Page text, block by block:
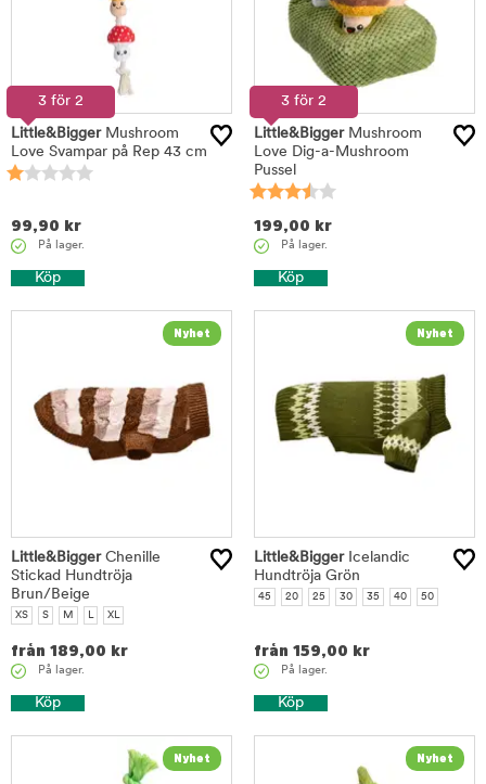
3 för 2
Little&BiggerMushroom
Love Svampar på Rep 43 cm
99,90 kr
På lager.
Köp
3 för 2
Little&BiggerMushroom
Love Dig-a-Mushroom
Pussel
199,00 kr
På lager.
Köp
Little&BiggerChenille
Stickad Hundtröja
Brun/Beige
XS S M L XL
från 189,00 kr
På lager.
Köp
Little&BiggerIcelandic
Hundtröja Grön
45 20 25 30 35 40 50
från 159,00 kr
På lager.
Köp